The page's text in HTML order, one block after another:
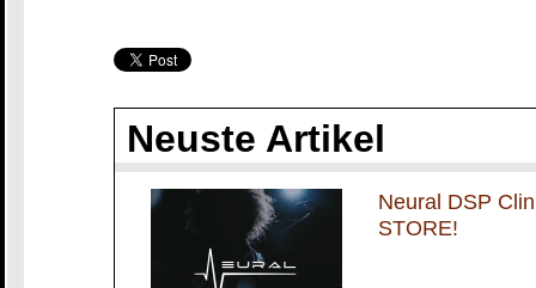
Neuste Artikel
Neural DSP
STORE!